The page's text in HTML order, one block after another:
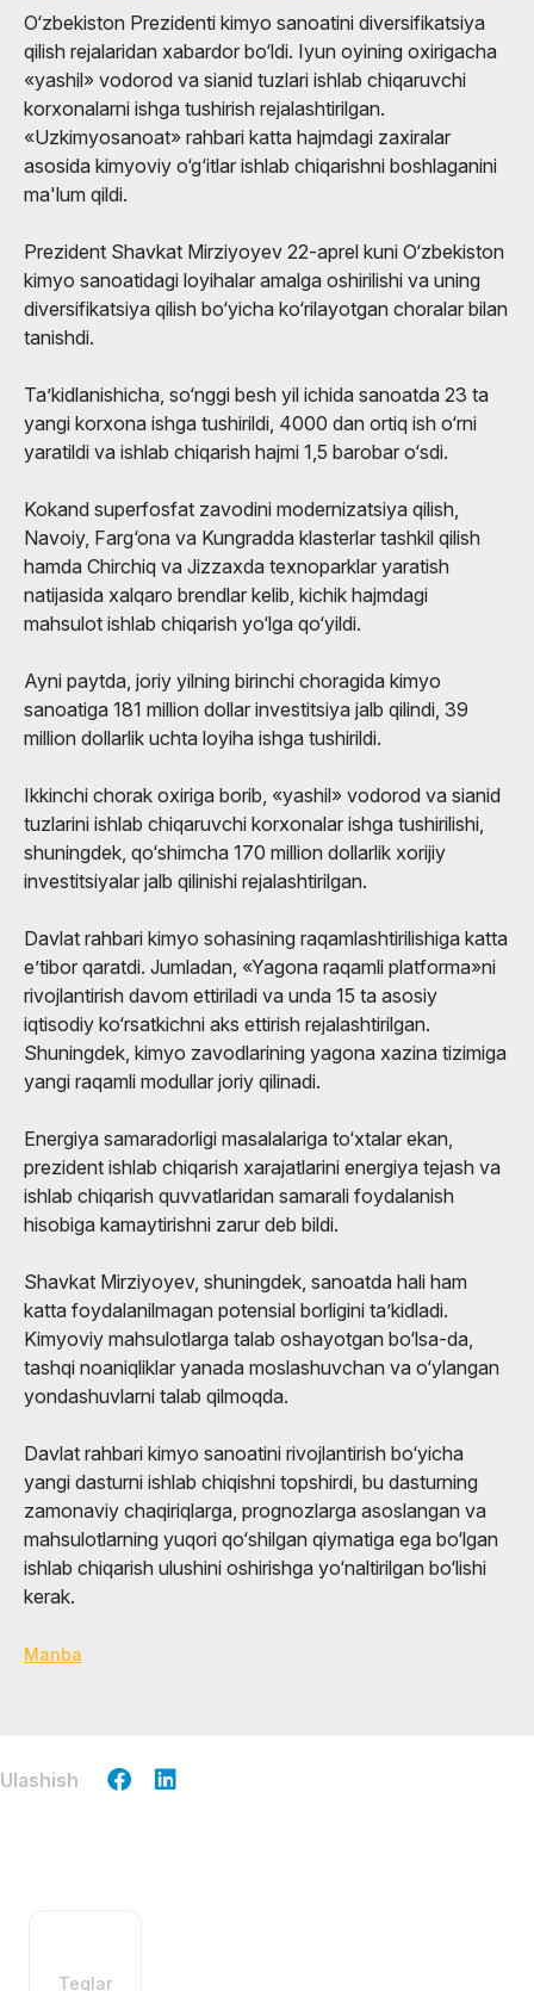
O‘zbekiston Prezidenti kimyo sanoatini diversifikatsiya
qilish rejalaridan xabardor bo‘ldi. Iyun oyining oxirigacha
«yashil» vodorod va sianid tuzlari ishlab chiqaruvchi
korxonalarni ishga tushirish rejalashtirilgan.
«Uzkimyosanoat» rahbari katta hajmdagi zaxiralar
asosida kimyoviy o‘g‘itlar ishlab chiqarishni boshlaganini
ma'lum qildi.
Prezident Shavkat Mirziyoyev 22-aprel kuni O‘zbekiston
kimyo sanoatidagi loyihalar amalga oshirilishi va uning
diversifikatsiya qilish bo‘yicha ko‘rilayotgan choralar bilan
tanishdi.
Ta’kidlanishicha, so‘nggi besh yil ichida sanoatda 23 ta
yangi korxona ishga tushirildi, 4000 dan ortiq ish o‘rni
yaratildi va ishlab chiqarish hajmi 1,5 barobar o‘sdi.
Kokand superfosfat zavodini modernizatsiya qilish,
Navoiy, Farg‘ona va Kungradda klasterlar tashkil qilish
hamda Chirchiq va Jizzaxda texnoparklar yaratish
natijasida xalqaro brendlar kelib, kichik hajmdagi
mahsulot ishlab chiqarish yo‘lga qo‘yildi.
Ayni paytda, joriy yilning birinchi choragida kimyo
sanoatiga 181 million dollar investitsiya jalb qilindi, 39
million dollarlik uchta loyiha ishga tushirildi.
Ikkinchi chorak oxiriga borib, «yashil» vodorod va sianid
tuzlarini ishlab chiqaruvchi korxonalar ishga tushirilishi,
shuningdek, qo‘shimcha 170 million dollarlik xorijiy
investitsiyalar jalb qilinishi rejalashtirilgan.
Davlat rahbari kimyo sohasining raqamlashtirilishiga katta
e’tibor qaratdi. Jumladan, «Yagona raqamli platforma»ni
rivojlantirish davom ettiriladi va unda 15 ta asosiy
iqtisodiy ko‘rsatkichni aks ettirish rejalashtirilgan.
Shuningdek, kimyo zavodlarining yagona xazina tizimiga
yangi raqamli modullar joriy qilinadi.
Energiya samaradorligi masalalariga to‘xtalar ekan,
prezident ishlab chiqarish xarajatlarini energiya tejash va
ishlab chiqarish quvvatlaridan samarali foydalanish
hisobiga kamaytirishni zarur deb bildi.
Shavkat Mirziyoyev, shuningdek, sanoatda hali ham
katta foydalanilmagan potensial borligini ta’kidladi.
Kimyoviy mahsulotlarga talab oshayotgan bo‘lsa-da,
tashqi noaniqliklar yanada moslashuvchan va o‘ylangan
yondashuvlarni talab qilmoqda.
Davlat rahbari kimyo sanoatini rivojlantirish bo‘yicha
yangi dasturni ishlab chiqishni topshirdi, bu dasturning
zamonaviy chaqiriqlarga, prognozlarga asoslangan va
mahsulotlarning yuqori qo‘shilgan qiymatiga ega bo‘lgan
ishlab chiqarish ulushini oshirishga yo‘naltirilgan bo‘lishi
kerak.
Manba
Ulashish
Teglar